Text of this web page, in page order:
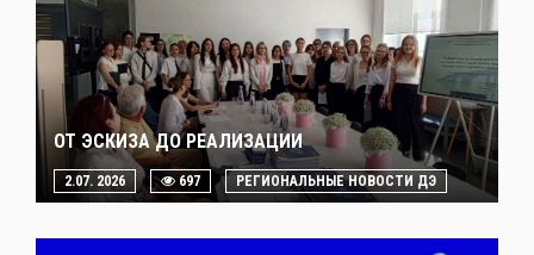
ОТ ЭСКИЗА ДО РЕАЛИЗАЦИИ
2.07. 2026 697 РЕГИОНАЛЬНЫЕ НОВОСТИ ДЭ